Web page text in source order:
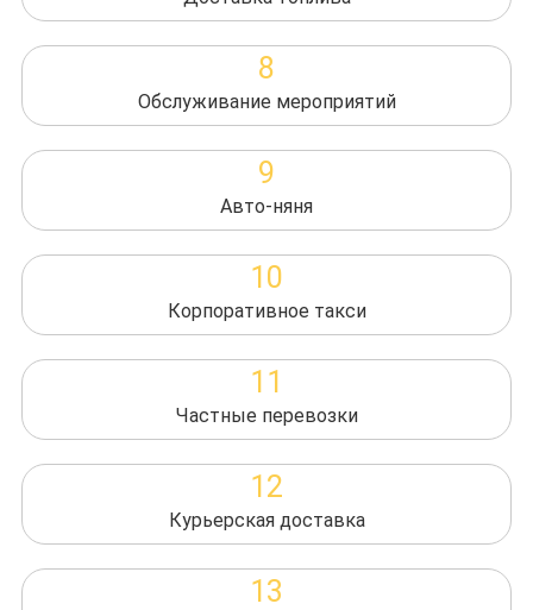
8
Обслуживание мероприятий
9
Авто-няня
10
Корпоративное такси
11
Частные перевозки
12
Курьерская доставка
13